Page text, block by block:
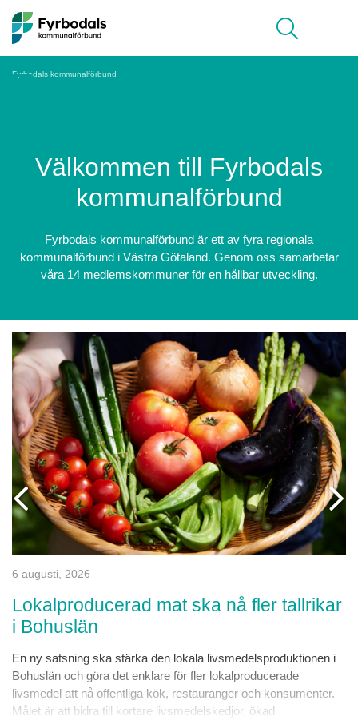
Meny
Fyrbodals kommunalförbund
Välkommen till Fyrbodals
kommunalförbund
Fyrbodals kommunalförbund är ett av fyra regionala
kommunalförbund i Västra Götaland. Genom oss samarbetar
våra 14 medlemskommuner för en hållbar utveckling.
6 augusti, 2026
Lokalproducerad mat ska nå fler tallrikar
i Bohuslän
En ny satsning ska stärka den lokala livsmedelsproduktionen i
Bohuslän och göra det enklare för fler lokalproducerade
livsmedel att nå offentliga kök, restauranger och konsumenter.
Målet är att bidra till kortare livsmedelskedjor, ökad